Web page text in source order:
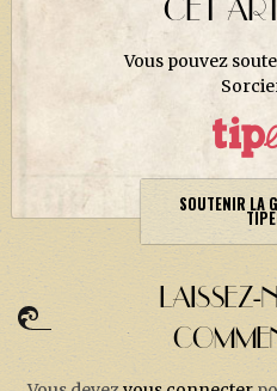
DOSSIERS
CET
Vous pouvez
SOUTENIR LA
LAISSEZ-